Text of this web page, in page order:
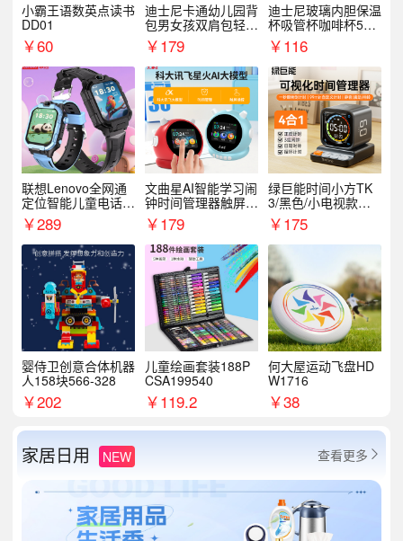
小霸王语数英点读书
DD01
￥60
迪士尼卡通幼儿园背
包男女孩双肩包轻便
可爱小背包B20107
￥179
迪士尼玻璃内胆保温
杯吸管杯咖啡杯530
MLH15135
￥116
联想Lenovo全网通
定位智能儿童电话手
表A1
￥289
文曲星AI智能学习闹
钟时间管理器触屏N
1pro
￥179
绿巨能时间小方TK
3/黑色/小电视款【T
K3】
￥175
婴侍卫创意合体机器
人158块566-328
￥202
儿童绘画套装188P
CSA199540
￥119.2
何大屋运动飞盘HD
W1716
￥38
家居日用 NEW 查看更多 